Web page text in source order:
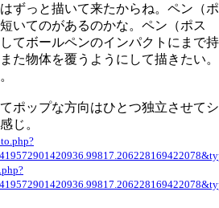
ずっと描いて来たからね。ペン（ポ
いてのがあるのかな。ペン（ポス
てボールペンのインパクトにまで持
た物体を覆うようにして描きたい。
ポップな方向はひとつ独立させてシ
じ。